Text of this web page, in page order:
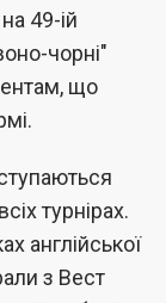
49-ій
чорні"
що
турнірах.
англійської
з Вест